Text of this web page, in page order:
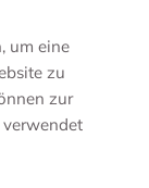
um eine
zu
zur